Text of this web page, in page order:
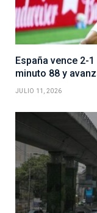
España vence 2-
minuto 88 y
JULIO 11, 2026